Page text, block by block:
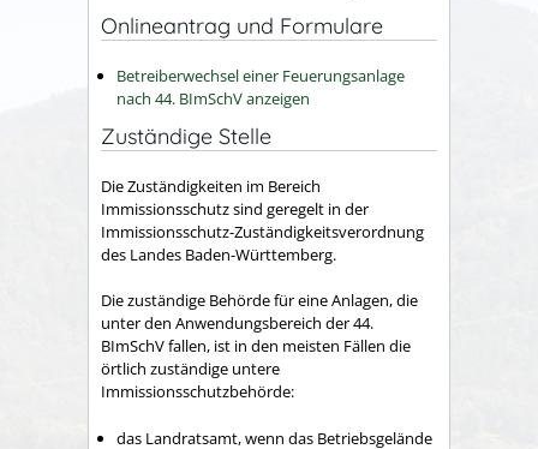
Onlineantrag und Formulare
Betreiberwechsel einer Feuerungsanlage
nach 44. BImSchV anzeigen
Zuständige Stelle
Die Zuständigkeiten im Bereich
Immissionsschutz sind geregelt in der
Immissionsschutz-Zuständigkeitsverordnung
des Landes Baden-Württemberg.
Die zuständige Behörde für eine Anlagen, die
unter den Anwendungsbereich der 44.
BImSchV fallen, ist in den meisten Fällen die
örtlich zuständige untere
Immissionsschutzbehörde:
das Landratsamt, wenn das Betriebsgelände